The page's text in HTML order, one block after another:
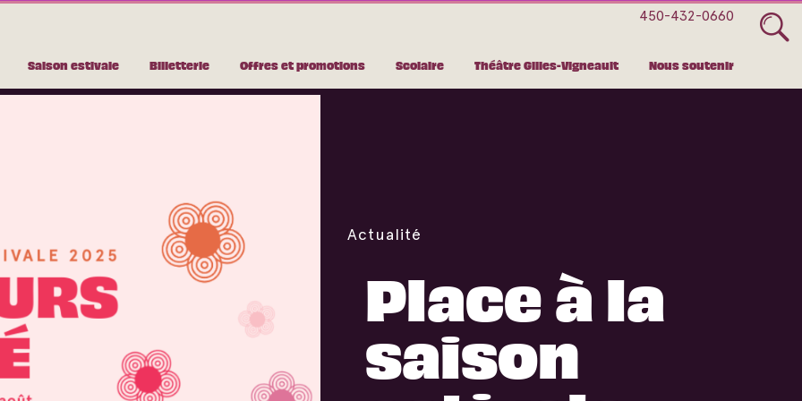
450-432-0660
Saison estivale Billetterie Offres et promotions Scolaire Théâtre Gilles-Vigneault Nous soutenir
Actualité
Place à la
saison